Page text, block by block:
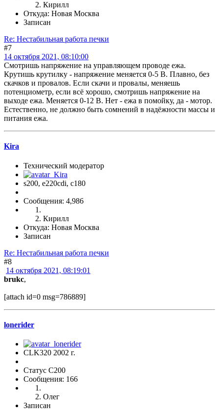
Кирилл
Откуда: Новая Москва
Записан
Re: Нестабильная работа печки
#7
14 октября 2021, 08:10:00
Смотришь напряжение на управляющем проводе ежа.
Крутишь крутилку - напряжение меняется 0-5 В. Плавно, без
скачков и провалов. Если скачи и провалы, меняешь
потенциометр, если всё хорошо, смотришь напряжение на
выходе ежа. Меняется 0-12 В. Нет - ежа в помойку, да - мотор.
Естественно, не должно быть сомнений в надёжности массы и
питания ежа.
Kira
Технический модератор
s200, е220cdi, с180
Сообщения: 4,986
Кирилл
Откуда: Новая Москва
Записан
Re: Нестабильная работа печки
#8
14 октября 2021, 08:19:01
brukc,
[attach id=0 msg=786889]
lonerider
CLK320 2002 г.
Статус C200
Сообщения: 166
Олег
Записан